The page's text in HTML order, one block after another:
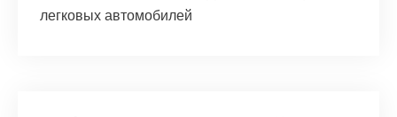
легковых автомобилей